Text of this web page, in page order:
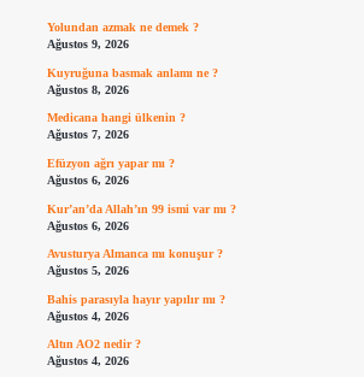
Yolundan azmak ne demek ?
Ağustos 9, 2026
Kuyruğuna basmak anlamı ne ?
Ağustos 8, 2026
Medicana hangi ülkenin ?
Ağustos 7, 2026
Efüzyon ağrı yapar mı ?
Ağustos 6, 2026
Kur’an’da Allah’ın 99 ismi var mı ?
Ağustos 6, 2026
Avusturya Almanca mı konuşur ?
Ağustos 5, 2026
Bahis parasıyla hayır yapılır mı ?
Ağustos 4, 2026
Altın AO2 nedir ?
Ağustos 4, 2026